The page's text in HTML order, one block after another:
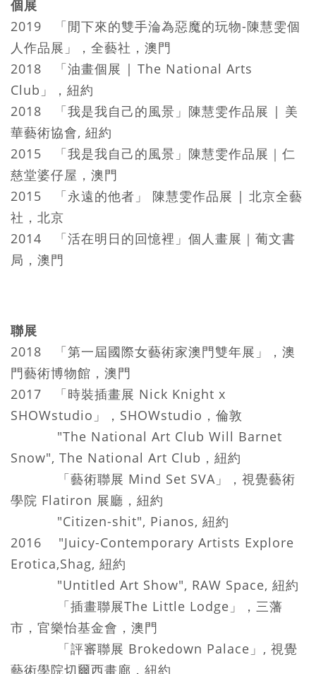
個展
2019 「閒下來的雙手淪為惡魔的玩物-陳慧雯個
人作品展」，全藝社，澳門
2018 「油畫個展 | The National Arts
Club」，紐約
2018 「我是我自己的風景」陳慧雯作品展 | 美
華藝術協會, 紐約
2015 「我是我自己的風景」陳慧雯作品展｜仁
慈堂婆仔屋，澳門
2015 「永遠的他者」 陳慧雯作品展 | 北京全藝
社，北京
2014 「活在明日的回憶裡」個人畫展｜葡文書
局，澳門
聯展
2018 「第一屆國際女藝術家澳門雙年展」，澳
門藝術博物館，澳門
2017 「時裝插畫展 Nick Knight x
SHOWstudio」，SHOWstudio，倫敦
"The National Art Club Will Barnet
Snow", The National Art Club，紐約
「藝術聯展 Mind Set SVA」，視覺藝術
學院 Flatiron 展廳，紐約
"Citizen-shit", Pianos, 紐約
2016 "Juicy-Contemporary Artists Explore
Erotica,Shag, 紐約
"Untitled Art Show", RAW Space, 紐約
「插畫聯展The Little Lodge」，三藩
市，官樂怡基金會，澳門
「評審聯展 Brokedown Palace」, 視覺
藝術學院切爾西畫廊，紐約